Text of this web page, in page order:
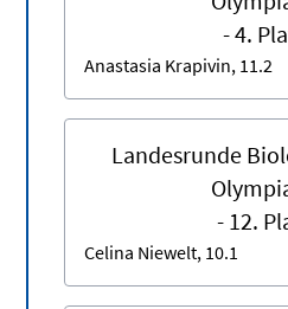
- 4.
Anastasia Krapivin, 11.2
Landesrunde
- 12.
Celina Niewelt, 10.1